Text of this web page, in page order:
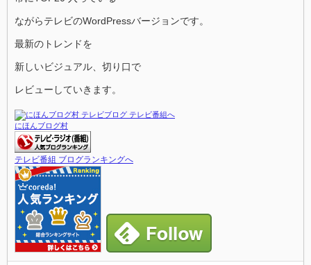
ながらテレビのWordPressバージョンです。
最新のトレンドを
新しいビジュアル、切り口で
レビューしていきます。
にほんブログ村
テレビ番組 ブログランキングへ